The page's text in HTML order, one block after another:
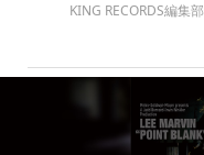
KING RECORDS編集部